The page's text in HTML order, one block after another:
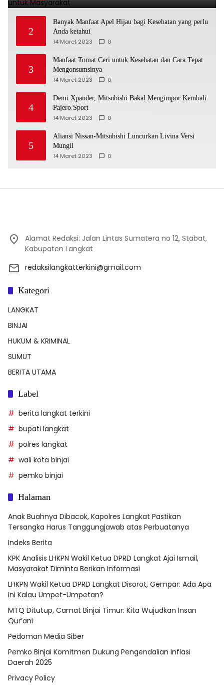
2
Banyak Manfaat Apel Hijau bagi Kesehatan yang perlu
Anda ketahui
14 Maret 2023 0
3
Manfaat Tomat Ceri untuk Kesehatan dan Cara Tepat
Mengonsumsinya
14 Maret 2023 0
4
Demi Xpander, Mitsubishi Bakal Mengimpor Kembali
Pajero Sport
14 Maret 2023 0
5
Aliansi Nissan-Mitsubishi Luncurkan Livina Versi
Mungil
14 Maret 2023 0
Alamat Redaksi: Jalan Lintas Sumatera no 12, Stabat,
Kabupaten Langkat
redaksilangkatterkini@gmail.com
Kategori
LANGKAT
BINJAI
HUKUM & KRIMINAL
SUMUT
BERITA UTAMA
Label
berita langkat terkini
bupati langkat
polres langkat
wali kota binjai
pemko binjai
Halaman
Anak Buahnya Dibacok, Kapolres Langkat Pastikan
Tersangka Harus Tanggungjawab atas Perbuatanya
Indeks Berita
KPK Analisis LHKPN Wakil Ketua DPRD Langkat Ajai Ismail,
Masyarakat Diminta Berikan Informasi
LHKPN Wakil Ketua DPRD Langkat Disorot, Gempar: Ada Apa
Ini Kalau Umpet-Umpetan?
MTQ Ditutup, Camat Binjai Timur: Kita Wujudkan Insan
Qur’ani
Pedoman Media Siber
Pemko Binjai Komitmen Dukung Pengendalian Inflasi
Daerah 2025
Privacy Policy